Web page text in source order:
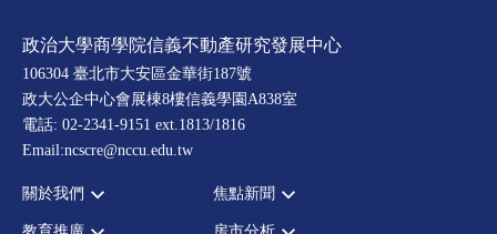
政治大學商學院信義不動產研究發展中心
106304 臺北市大安區金華街187號
政大公企中心會展棟8樓信義學園A838室
電話: 02-2341-9151 ext.1813/1816
Email:ncscre@nccu.edu.tw
關於我們 焦點新聞